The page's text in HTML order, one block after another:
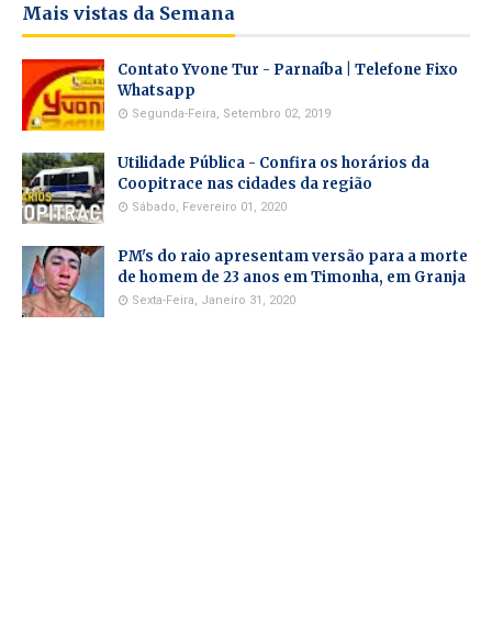
Mais vistas da Semana
Contato Yvone Tur - Parnaíba | Telefone Fixo
Whatsapp
Segunda-Feira, Setembro 02, 2019
Utilidade Pública - Confira os horários da
Coopitrace nas cidades da região
Sábado, Fevereiro 01, 2020
PM's do raio apresentam versão para a morte
de homem de 23 anos em Timonha, em Granja
Sexta-Feira, Janeiro 31, 2020